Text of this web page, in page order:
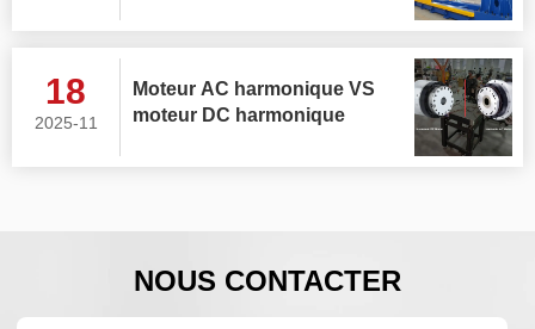
soudage ?
18
2025-11
Moteur AC harmonique VS
moteur DC harmonique
NOUS CONTACTER